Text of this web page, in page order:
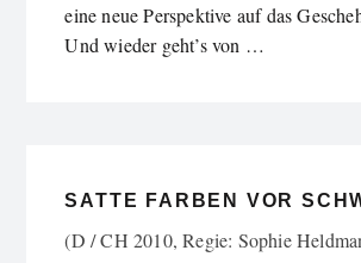
eine neue Perspektive auf das
Und wieder geht’s von …
SATTE FARBEN VOR
(D / CH 2010, Regie: Sophie